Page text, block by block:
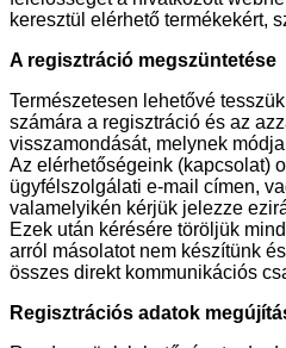
keresztül elérhető termékekért,
A regisztráció megszüntetése
Természetesen lehetővé
számára a regisztráció és az
visszamondását, melynek
Az elérhetőségeink (kapcsolat)
ügyfélszolgálati e-mail címen,
valamelyikén kérjük jelezze
Ezek után kérésére töröljük
arról másolatot nem készítünk
összes direkt kommunikációs
Regisztrációs adatok